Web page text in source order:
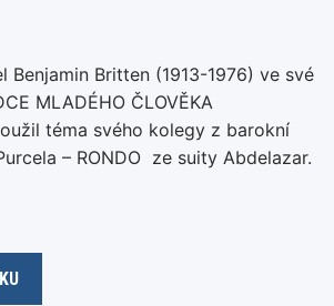
Benjamin Britten (1913-1976) ve své
MLADÉHO ČLOVĚKA
téma svého kolegy z barokní
– RONDO ze suity Abdelazar.